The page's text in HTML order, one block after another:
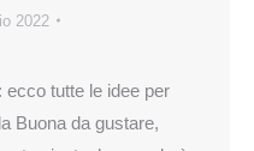
2022
ecco tutte le idee per
Buona da gustare,